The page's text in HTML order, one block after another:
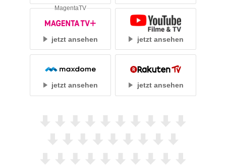
jetzt ansehen
MagentaTV
jetzt ansehen
jetzt ansehen jetzt ansehen